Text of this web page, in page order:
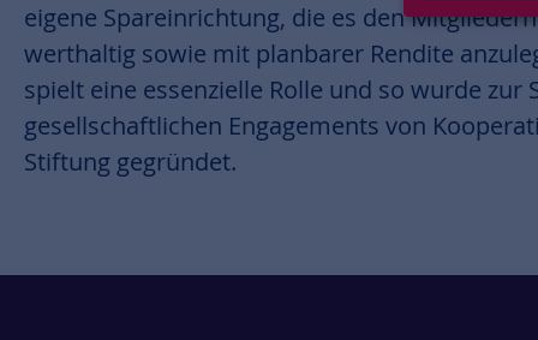
eigene Spareinrichtung, die es den
werthaltig sowie mit planbarer Rendite
spielt eine essenzielle Rolle und so wurde zur
gesellschaftlichen Engagements von
Stiftung gegründet.